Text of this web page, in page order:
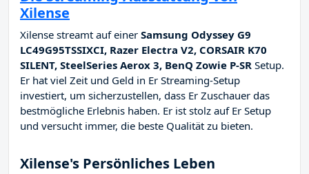
Xilense
Xilense streamt auf einer Samsung Odyssey G9
LC49G95TSSIXCI, Razer Electra V2, CORSAIR K70
SILENT, SteelSeries Aerox 3, BenQ Zowie P-SR Setup.
Er hat viel Zeit und Geld in Er Streaming-Setup
investiert, um sicherzustellen, dass Er Zuschauer das
bestmögliche Erlebnis haben. Er ist stolz auf Er Setup
und versucht immer, die beste Qualität zu bieten.
Xilense's Persönliches Leben